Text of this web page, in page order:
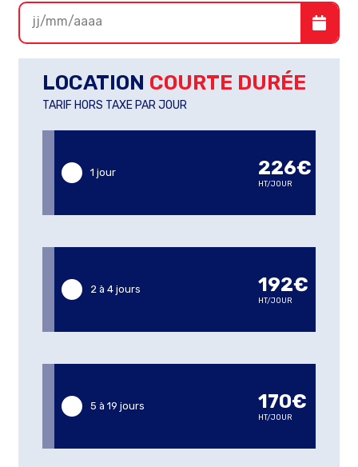
LOCATION COURTE DURÉE
TARIF HORS TAXE PAR JOUR
1 jour 226€
HT/JOUR
2 à 4 jours 192€
HT/JOUR
5 à 19 jours 170€
HT/JOUR